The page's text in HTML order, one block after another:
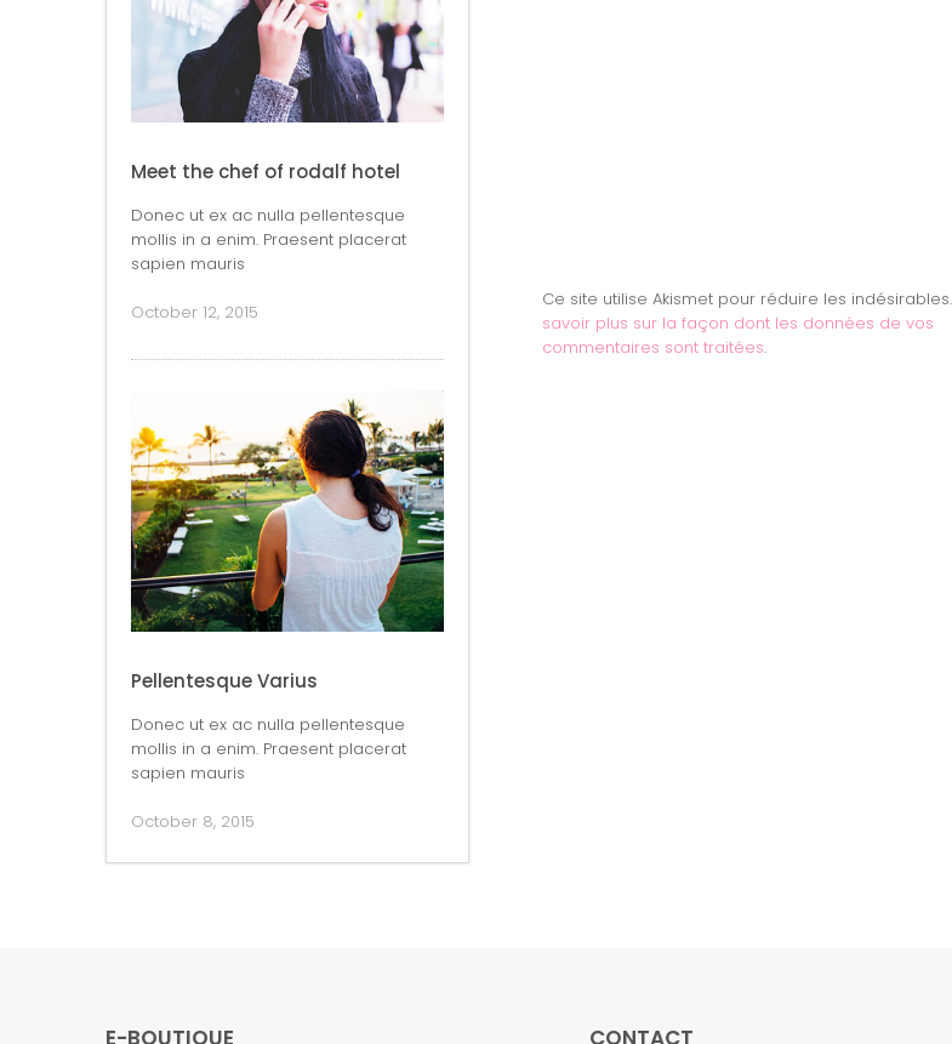
Meet the chef of rodalf hotel
Donec ut ex ac nulla pellentesque
mollis in a enim. Praesent placerat
sapien mauris
October 12, 2015
Pellentesque Varius
Donec ut ex ac nulla pellentesque
mollis in a enim. Praesent placerat
sapien mauris
October 8, 2015
Ce site utilise Akismet pour réduire les indésirables.
savoir plus sur la façon dont les données de vos
commentaires sont traitées.
E-BOUTIQUE CONTACT